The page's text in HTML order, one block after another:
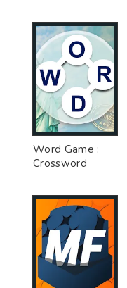
Word Game :
Crossword